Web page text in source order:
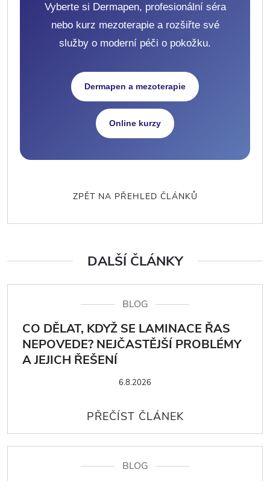
Vyberte si Dermapen, profesionální séra
nebo kurz mezoterapie a rozšiřte své
služby o moderní péči o pokožku.
Dermapen a mezoterapie
Online kurzy
ZPĚT NA PŘEHLED ČLÁNKŮ
DALŠÍ ČLÁNKY
BLOG
CO DĚLAT, KDYŽ SE LAMINACE ŘAS
NEPOVEDE? NEJČASTĚJŠÍ PROBLÉMY
A JEJICH ŘEŠENÍ
6.8.2026
BLOG